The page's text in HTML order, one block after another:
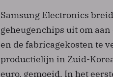
Samsung Electronics
geheugenchips uit om
en de fabricagekosten te
productielijn in Zuid-
euro, gemoeid. In het